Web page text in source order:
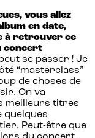
vous allez
en date,
à retrouver ce
concert
se passer ! Je
“masterclass”
de choses de
On va
meilleurs titres
quelques
Peut-être que